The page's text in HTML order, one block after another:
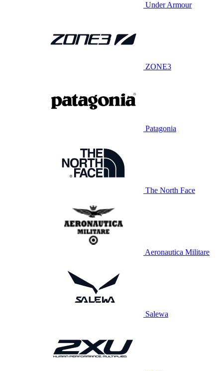
Under Armour
ZONE3
Patagonia
The North Face
Aeronautica Militare
Salewa